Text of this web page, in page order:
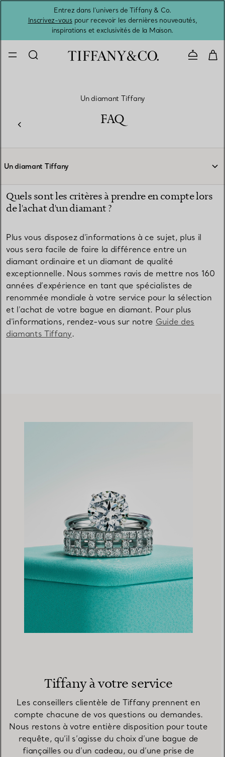
Entrez dans l’univers de Tiffany & Co.
Inscrivez-vouspour recevoir les dernières nouveautés,
inspirations et exclusivités de la Maison.
Un diamant Tiffany
FAQ
Un diamant Tiffany
Quels sont les critères à prendre en compte lors
de l'achat d'un diamant ?
Plus vous disposez d'informations à ce sujet, plus il
vous sera facile de faire la différence entre un
diamant ordinaire et un diamant de qualité
exceptionnelle. Nous sommes ravis de mettre nos 160
années d’expérience en tant que spécialistes de
renommée mondiale à votre service pour la sélection
et l'achat de votre bague en diamant. Pour plus
d'informations, rendez-vous sur notre Guide des
diamants Tiffany.
Tiffany à votre service
Les conseillers clientèle de Tiffany prennent en
compte chacune de vos questions ou demandes.
Nous restons à votre entière disposition pour toute
requête, qu’il s’agisse du choix d’une bague de
fiançailles ou d’un cadeau, ou d’une prise de